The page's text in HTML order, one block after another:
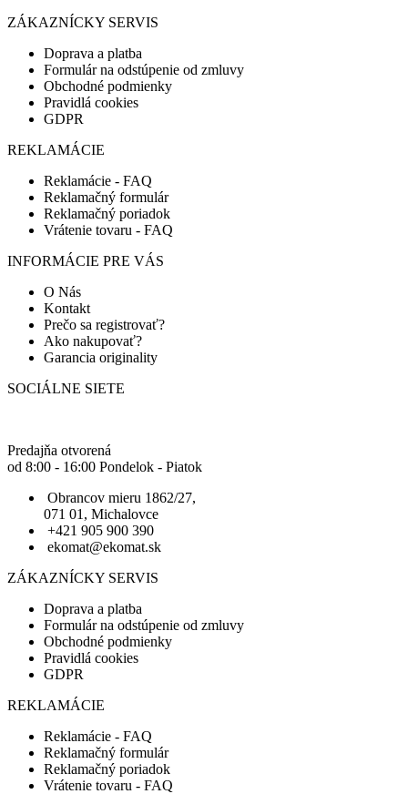
ZÁKAZNÍCKY SERVIS
Doprava a platba
Formulár na odstúpenie od zmluvy
Obchodné podmienky
Pravidlá cookies
GDPR
REKLAMÁCIE
Reklamácie - FAQ
Reklamačný formulár
Reklamačný poriadok
Vrátenie tovaru - FAQ
INFORMÁCIE PRE VÁS
O Nás
Kontakt
Prečo sa registrovať?
Ako nakupovať?
Garancia originality
SOCIÁLNE SIETE
Predajňa otvorená
od 8:00 - 16:00 Pondelok - Piatok
Obrancov mieru 1862/27,
071 01, Michalovce
+421 905 900 390
ekomat@ekomat.sk
ZÁKAZNÍCKY SERVIS
Doprava a platba
Formulár na odstúpenie od zmluvy
Obchodné podmienky
Pravidlá cookies
GDPR
REKLAMÁCIE
Reklamácie - FAQ
Reklamačný formulár
Reklamačný poriadok
Vrátenie tovaru - FAQ